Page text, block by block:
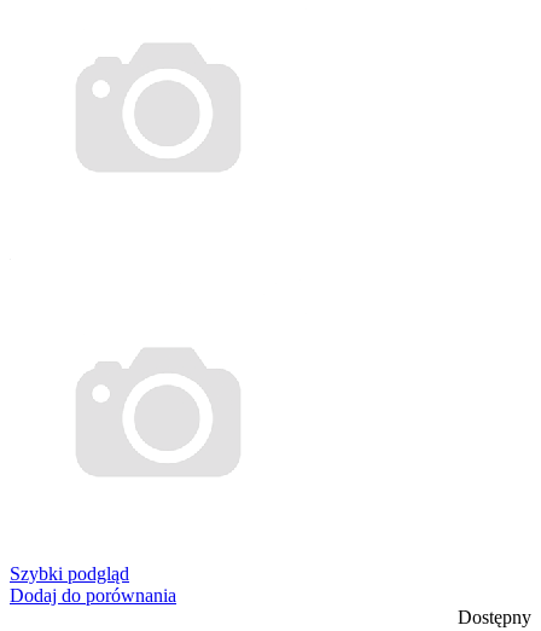
Szybki podgląd
Dodaj do porównania
Dostępny